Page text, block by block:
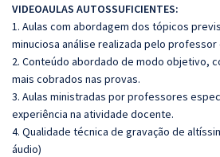
VIDEOAULAS AUTOSSUFICIENTES:
1. Aulas com abordagem dos tópicos
minuciosa análise realizada pelo professor
2. Conteúdo abordado de modo objetivo,
mais cobrados nas provas.
3. Aulas ministradas por professores
experiência na atividade docente.
4. Qualidade técnica de gravação de
áudio)